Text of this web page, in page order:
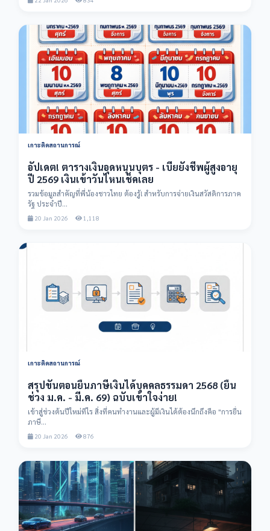
เกาะติดสถานการณ์
อัปเดต! ตารางเงินอุดหนุนบุตร - เบี้ยยังชีพผู้สูงอายุ
ปี 2569 เงินเข้าวันไหนเช็คเลย
รวมข้อมูลสำคัญที่พี่น้องชาวไทย ต้องรู้! สำหรับการจ่ายเงินสวัสดิการภาค
รัฐ ประจำปี...
20 Jan 2026 1,118
เกาะติดสถานการณ์
สรุปขั้นตอนยื่นภาษีเงินได้บุคคลธรรมดา 2568 (ยื่น
ช่วง ม.ค. - มี.ค. 69) ฉบับเข้าใจง่าย!
เข้าสู่ช่วงต้นปีใหม่ทีไร สิ่งที่คนทำงานและผู้มีเงินได้ต้องนึกถึงคือ "การยื่น
ภาษี...
20 Jan 2026 876